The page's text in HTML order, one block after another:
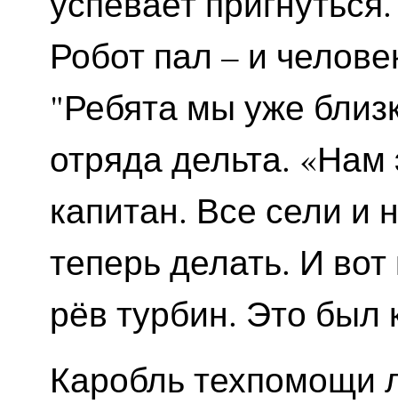
Робот пал – и
"Ребята мы уже
отряда дельта. «Нам
капитан. Все сели и
теперь делать. И
рёв турбин. Это был
Каробль техпомощи